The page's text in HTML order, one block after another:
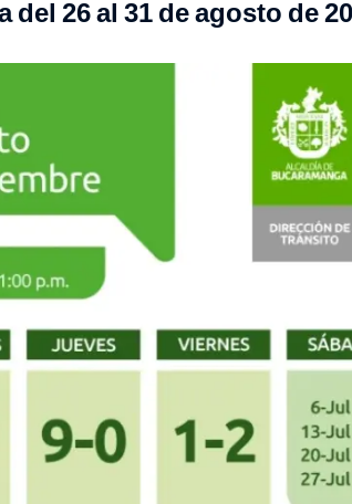
26 al 31 de agosto de